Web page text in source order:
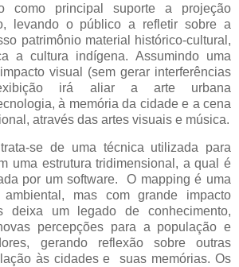
como principal suporte a projeção
levando o público a refletir sobre a
patrimônio material histórico-cultural,
a cultura indígena. Assumindo uma
visual (sem gerar interferências
irá aliar a arte urbana
à memória da cidade e a cena
através das artes visuais e música.
se de uma técnica utilizada para
uma estrutura tridimensional, a qual é
por um software.
O mapping é uma
mas com grande impacto
deixa um legado de conhecimento,
percepções para a população e
gerando reflexão sobre outras
às cidades e
suas memórias. Os